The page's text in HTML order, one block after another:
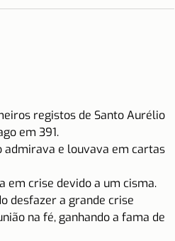
registos de Santo Aurélio
em 391.
admirava e louvava em cartas
em crise devido a um cisma.
desfazer a grande crise
na fé, ganhando a fama de